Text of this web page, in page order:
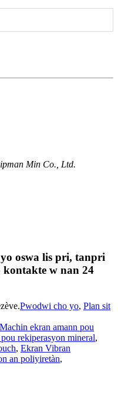
Min Co., Ltd.
oswa lis pri, tanpri
kontakte w nan 24
Pwodwi cho yo, Plan sit
Machin ekran amann pou
rekiperasyon mineral,
, Ekran Vibran
an poliyiretàn,